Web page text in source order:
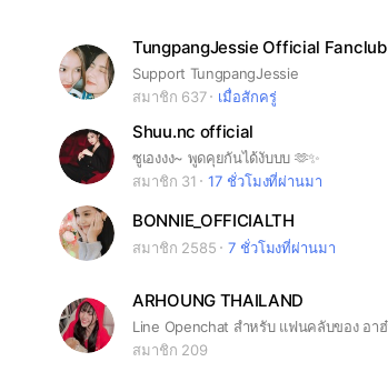
TungpangJessie Official Fanclub
Support TungpangJessie
สมาชิก 637
เมื่อสักครู่
Shuu.nc official
ซูเองงง~ พูดคุยกันได้งับบบ 🫶✨
สมาชิก 31
17 ชั่วโมงที่ผ่านมา
BONNIE_OFFICIALTH
สมาชิก 2585 7 ชั่วโมงที่ผ่านมา
ARHOUNG THAILAND
สมาชิก 209